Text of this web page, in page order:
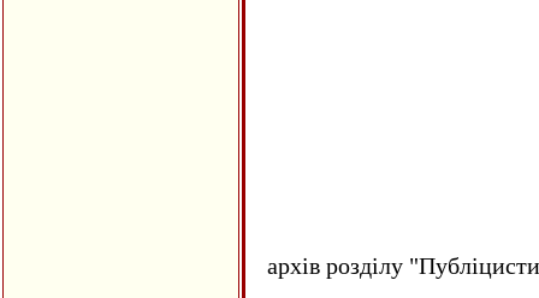
архів розділу